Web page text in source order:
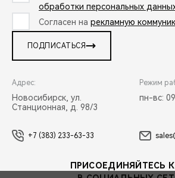
обработки персональных
Согласен на рекламную
ПОДПИСАТЬСЯ
Адрес:
Новосибирск, ул.
Станционная, д. 98/3
Режим
пн-вс:
+7 (383) 233-63-33
ПРИСОЕДИНЯЙТЕСЬ